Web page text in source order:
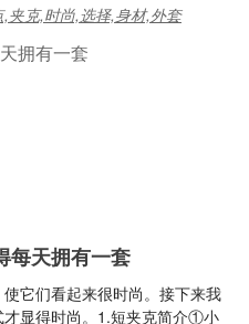
,夹克,时尚,选择,身材,外套
每天拥有一套
它们看起来很时尚。接下来我
显得时尚。1.短夹克简介①小